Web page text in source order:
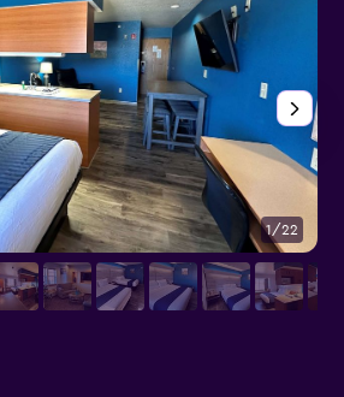
1/22